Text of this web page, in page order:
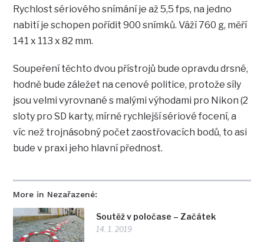
More in Nezařazené:
Soutěž v poločase – Začátek
14. 1. 2019
Rychlost sériového snímání je až 5,5 fps, na jedno
nabití je schopen pořídit 900 snímků. Váží 760 g, měří
141 x 113 x 82 mm.
Soupeření těchto dvou přístrojů bude opravdu drsné,
hodně bude záležet na cenové politice, protože síly
jsou velmi vyrovnané s malými výhodami pro Nikon (2
sloty pro SD karty, mírně rychlejší sériové focení, a
víc než trojnásobný počet zaostřovacích bodů, to asi
bude v praxi jeho hlavní přednost.